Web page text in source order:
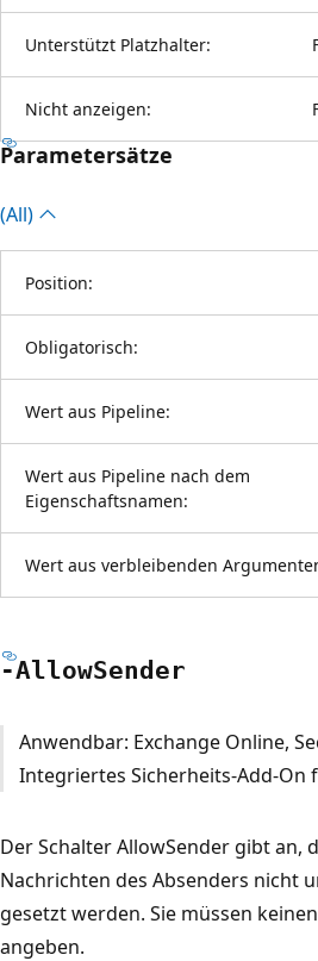
Unterstützt Platzhalter:
Nicht anzeigen:
Parametersätze
(All)
Position:
Obligatorisch:
Wert aus Pipeline:
Wert aus Pipeline nach dem
Eigenschaftsnamen:
Wert aus verbleibenden
-AllowSender
Anwendbar: Exchange Online,
Integriertes Sicherheits-Add-On
Der Schalter AllowSender gibt an,
Nachrichten des Absenders nicht
gesetzt werden. Sie müssen
angeben.